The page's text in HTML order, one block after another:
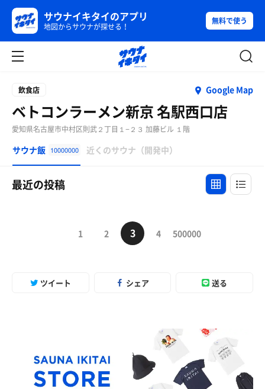
サウナイキタイのアプリ
地図からサウナが探せる！
無料で使う
飲食店 Google Map
ベトコンラーメン新京 名駅西口店
愛知県名古屋市中村区則武２丁目１−２３ 加藤ビル １階
サウナ飯 10000000 近くのサウナ（開発中）
最近の投稿
1 2 3 4 500000
ツイート シェア 送る